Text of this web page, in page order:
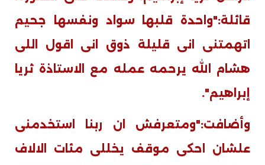
قائلة:"واحدة قلبها سواد ونفسها جحيم
اتهمتنى انى قليلة ذوق انى اقول اللى
هشام الله يرحمه عمله مع الاستاذة ثريا
إبراهيم".
وأضافت:"ومتعرفش ان ربنا استخدمنى
علشان احكى موقف يخللى مئات الالاف